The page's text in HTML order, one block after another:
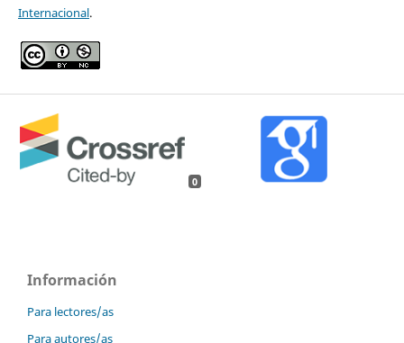
Internacional.
0
Información
Para lectores/as
Para autores/as